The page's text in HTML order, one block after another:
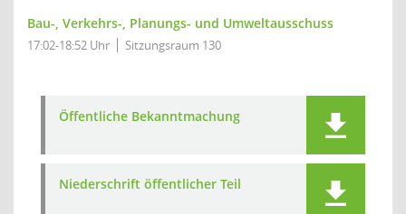
Bau-, Verkehrs-, Planungs- und Umweltausschuss
17:02-18:52 Uhr Sitzungsraum 130
Öffentliche Bekanntmachung
Niederschrift öffentlicher Teil